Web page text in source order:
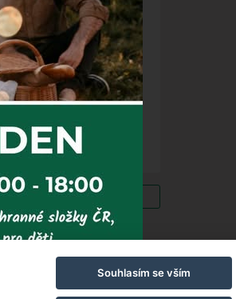
za hubičku
Zpět na výpis novinek
Souhlasím se vším